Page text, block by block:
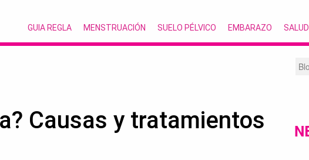
GUIA REGLA MENSTRUACIÓN SUELO PÉLVICO EMBARAZO
Causas y tratamientos